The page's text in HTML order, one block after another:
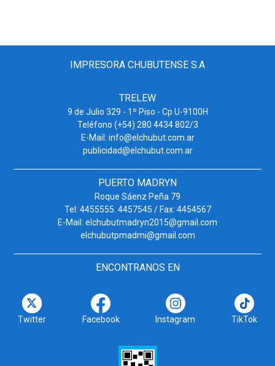
IMPRESORA CHUBUTENSE S.A
TRELEW
9 de Julio 329 - 1º Piso - Cp U-9100H
Teléfono (+54) 280 4434 802/3
E-Mail: info@elchubut.com.ar
publicidad@elchubut.com.ar
PUERTO MADRYN
Roque Sáenz Peña 79
Tel: 4455555. 4457545 / Fax: 4454567
E-Mail: elchubutmadryn2015@gmail.com
elchubutpmadmi@gmail.com
ENCONTRANOS EN
Twitter Facebook Instagram TikTok